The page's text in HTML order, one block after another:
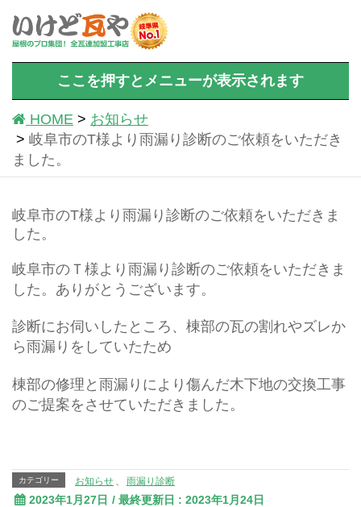
ここを押すとメニューが表示されます
HOME
お知らせ
岐阜市のT様より雨漏り診断のご依頼をいただき
ました。
岐阜市のT様より雨漏り診断のご依頼をいただきま
した。
岐阜市のＴ様より雨漏り診断のご依頼をいただきま
した。ありがとうございます。
診断にお伺いしたところ、棟部の瓦の割れやズレか
ら雨漏りをしていたため
棟部の修理と雨漏りにより傷んだ木下地の交換工事
のご提案をさせていただきました。
カテゴリー お知らせ 雨漏り診断
2023年1月27日 / 最終更新日 : 2023年1月24日